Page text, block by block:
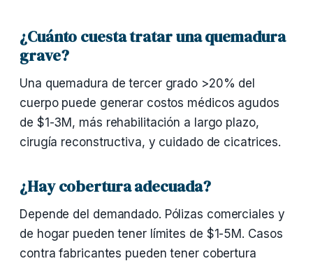
¿Cuánto cuesta tratar una quemadura
grave?
Una quemadura de tercer grado >20% del
cuerpo puede generar costos médicos agudos
de $1-3M, más rehabilitación a largo plazo,
cirugía reconstructiva, y cuidado de cicatrices.
¿Hay cobertura adecuada?
Depende del demandado. Pólizas comerciales y
de hogar pueden tener límites de $1-5M. Casos
contra fabricantes pueden tener cobertura